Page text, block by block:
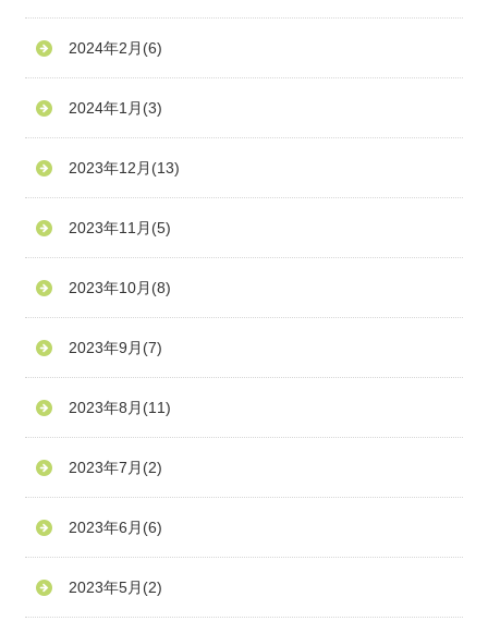
2024年2月 (6)
2024年1月 (3)
2023年12月 (13)
2023年11月 (5)
2023年10月 (8)
2023年9月 (7)
2023年8月 (11)
2023年7月 (2)
2023年6月 (6)
2023年5月 (2)